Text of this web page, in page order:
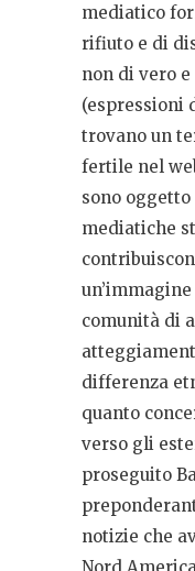
mediatico
rifiuto e di
non di vero
(espressioni
trovano un
fertile nel
sono
mediatiche
comunità di
differenza
quanto
verso gli
proseguito
notizie che